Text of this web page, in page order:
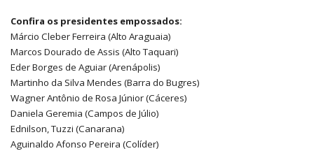
Confira os presidentes empossados:
Márcio Cleber Ferreira (Alto Araguaia)
Marcos Dourado de Assis (Alto Taquari)
Eder Borges de Aguiar (Arenápolis)
Martinho da Silva Mendes (Barra do Bugres)
Wagner Antônio de Rosa Júnior (Cáceres)
Daniela Geremia (Campos de Júlio)
Ednilson, Tuzzi (Canarana)
Aguinaldo Afonso Pereira (Colíder)